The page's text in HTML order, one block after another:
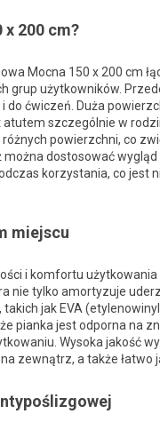
200 cm?
Mocna 150 x 200 cm
grup użytkowników.
ćwiczeń. Duża
szczególnie w
powierzchni, co
dostosować
korzystania, co jest
miejscu
i komfortu
nie tylko amortyzuje
jak EVA
pianka jest odporna na
Wysoka jakość
zewnątrz, a także łatwo